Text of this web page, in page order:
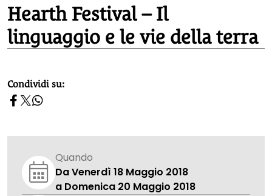
Hearth Festival – Il
linguaggio e le vie della terra
homepage h2
Condividi su:
Quando
Da Venerdì 18 Maggio 2018
a Domenica 20 Maggio 2018